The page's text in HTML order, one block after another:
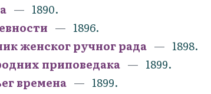
1890.
1896.
женског ручног рада
1898.
приповедака
1899.
времена
1899.